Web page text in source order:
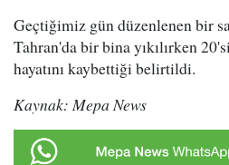
Geçtiğimiz gün düzenlenen bir
Tahran'da bir bina yıkılırken
hayatını kaybettiği belirtildi.
Kaynak: Mepa News